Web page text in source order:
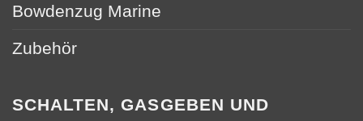
Bowdenzug Marine
Zubehör
SCHALTEN, GASGEBEN UND